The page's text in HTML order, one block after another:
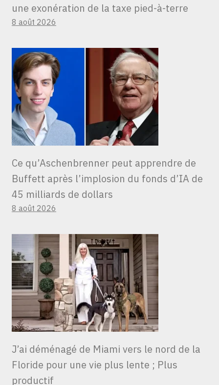
une exonération de la taxe pied-à-terre
8 août 2026
Ce qu’Aschenbrenner peut apprendre de
Buffett après l’implosion du fonds d’IA de
45 milliards de dollars
8 août 2026
J’ai déménagé de Miami vers le nord de la
Floride pour une vie plus lente ; Plus
productif